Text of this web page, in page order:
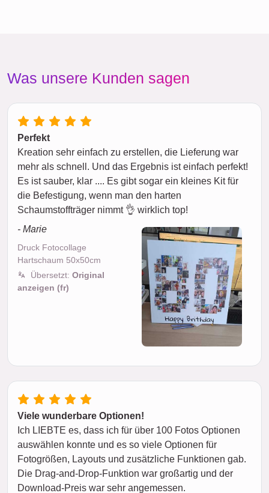
Was unsere Kunden sagen
Perfekt
Kreation sehr einfach zu erstellen, die Lieferung war
mehr als schnell. Und das Ergebnis ist einfach perfekt!
Es ist sauber, klar .... Es gibt sogar ein kleines Kit für
die Befestigung, wenn man den harten
Schaumstoffträger nimmt 👌 wirklich top!
- Marie
Druck Fotocollage
Hartschaum 50x50cm
Übersetzt: Original
anzeigen (fr)
Viele wunderbare Optionen!
Ich LIEBTE es, dass ich für über 100 Fotos Optionen
auswählen konnte und es so viele Optionen für
Fotogrößen, Layouts und zusätzliche Funktionen gab.
Die Drag-and-Drop-Funktion war großartig und der
Download-Preis war sehr angemessen.